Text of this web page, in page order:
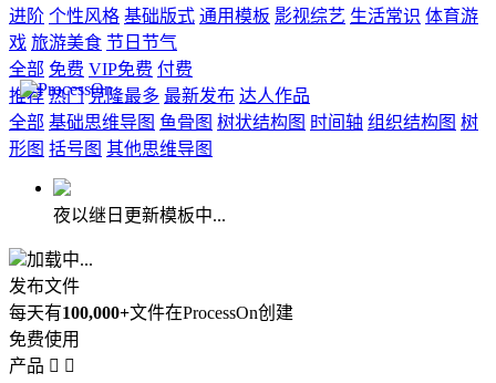
进阶 个性风格 基础版式 通用模板 影视综艺 生活常识 体育游
戏 旅游美食 节日节气
全部 免费 VIP免费 付费
推荐 热门 克隆最多 最新发布 达人作品
全部 基础思维导图 鱼骨图 树状结构图 时间轴 组织结构图 树
形图 括号图 其他思维导图
夜以继日更新模板中...
加载中...
发布文件
每天有100,000+文件在ProcessOn创建
免费使用
产品  